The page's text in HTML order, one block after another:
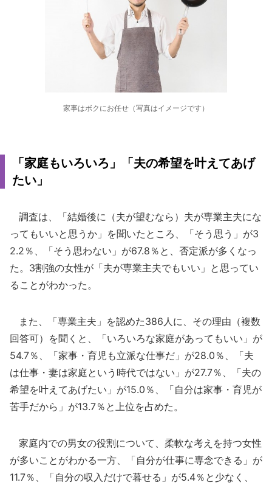
家事はボクにお任せ（写真はイメージです）
「家庭もいろいろ」「夫の希望を叶えてあげ
たい」
調査は、「結婚後に（夫が望むなら）夫が専業主夫にな
ってもいいと思うか」を聞いたところ、「そう思う」が3
2.2％、「そう思わない」が67.8％と、否定派が多くなっ
た。3割強の女性が「夫が専業主夫でもいい」と思ってい
ることがわかった。
また、「専業主夫」を認めた386人に、その理由（複数
回答可）を聞くと、「いろいろな家庭があってもいい」が
54.7％、「家事・育児も立派な仕事だ」が28.0％、「夫
は仕事・妻は家庭という時代ではない」が27.7％、「夫の
希望を叶えてあげたい」が15.0％、「自分は家事・育児が
苦手だから」が13.7％と上位を占めた。
家庭内での男女の役割について、柔軟な考えを持つ女性
が多いことがわかる一方、「自分が仕事に専念できる」が
11.7％、「自分の収入だけで暮せる」が5.4％と少なく、